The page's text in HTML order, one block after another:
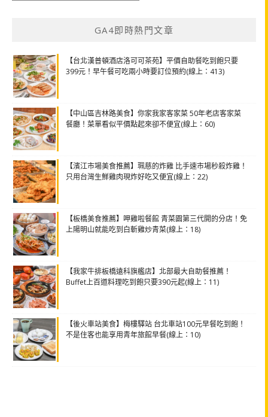
GA4即時熱門文章
【台北漢普頓酒店洛可可茶苑】平價自助餐吃到飽只要
399元！早午餐可吃兩小時要訂位預約(線上：413)
【中山區吉林路美食】你家我家客家菜 50年老店客家菜
餐廳！菜單看似平價點起來卻不便宜(線上：60)
【濱江市場美食推薦】珮慈的炸雞 比手速市場秒殺炸雞！
只用台灣生鮮雞肉現炸好吃又便宜(線上：22)
【板橋美食推薦】呷雞啦餐館 青菜園第三代開的分店！免
上陽明山就能吃到白斬雞炒青菜(線上：18)
【我家牛排板橋遠科旗艦店】北部最大自助餐推薦！
Buffet上百道料理吃到飽只要390元起(線上：11)
【後火車站美食】梅樓驛站 台北車站100元早餐吃到飽！
不是住客也能享用青年旅館早餐(線上：10)